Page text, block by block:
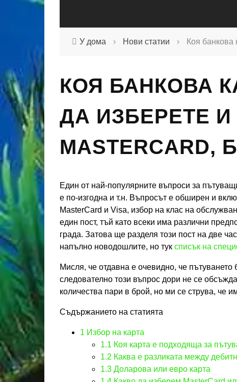
У дома › Нови статии › Коя банкова
КОЯ БАНКОВА
ДА ИЗБЕРЕТЕ И
MASTERCARD,
Един от най-популярните въпроси за
е по-изгодна и т.н. Въпросът е обширен и
MasterCard и Visa, избор на клас на
един пост, тъй като всеки има различни
града. Затова ще разделя този пост на две
напълно новодошлите, но тук списък на
Мисля, че отдавна е очевидно, че
следователно този въпрос дори не се
количества пари в брой, но ми се струва, че
Съдържанието на статията
1 Избор на карта
1.1 Коя карта е подходяща за
1.2 Каква е разликата между
1.3 Доларова или евро карта